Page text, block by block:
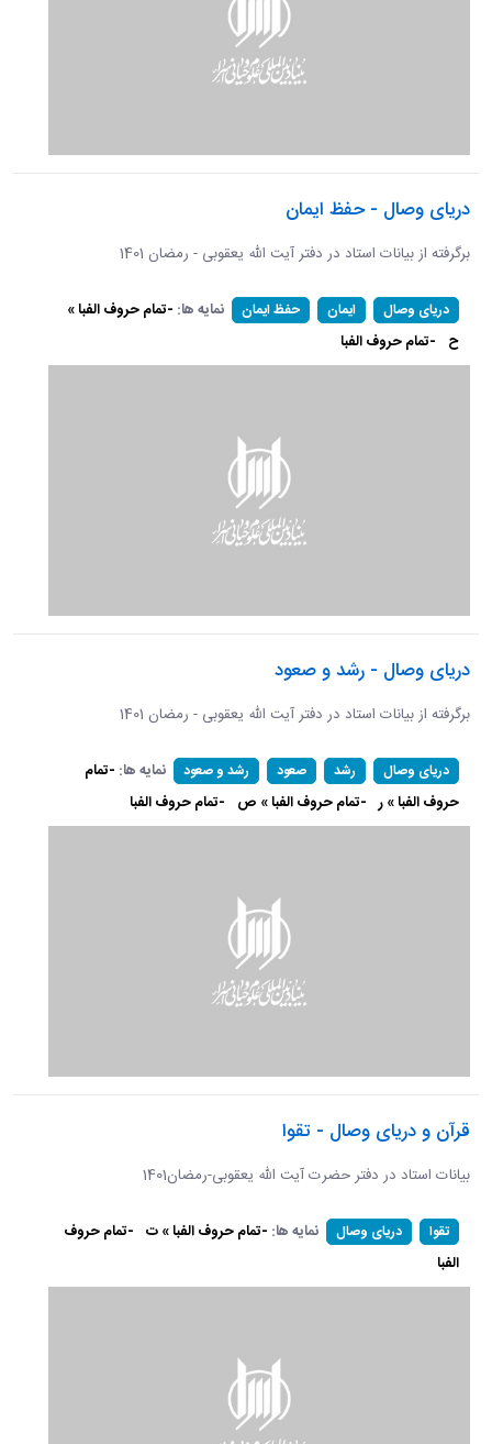
دریای وصال - حفظ ایمان
برگرفته از بیانات استاد در دفتر آیت الله یعقوبی - رمضان 1401
دریای وصال ایمان حفظ ایمان نمایه ها: -تمام حروف الفبا »
ح -تمام حروف الفبا
دریای وصال - رشد و صعود
برگرفته از بیانات استاد در دفتر آیت الله یعقوبی - رمضان 1401
دریای وصال رشد صعود رشد و صعود نمایه ها: -تمام
حروف الفبا » ر -تمام حروف الفبا » ص -تمام حروف الفبا
قرآن و دریای وصال - تقوا
بیانات استاد در دفتر حضرت آیت الله یعقوبی-رمضان1401
تقوا دریای وصال نمایه ها: -تمام حروف الفبا » ت -تمام حروف
الفبا